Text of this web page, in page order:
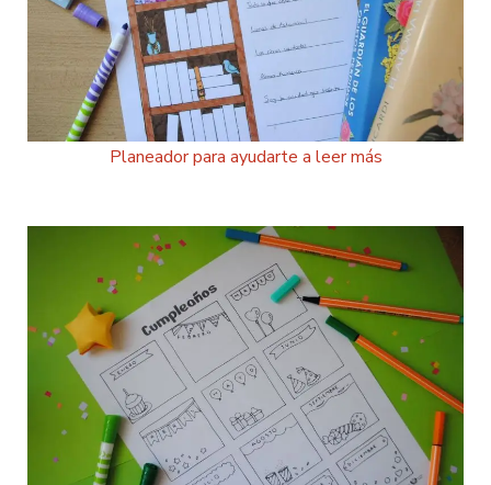
Planeador para ayudarte a leer más